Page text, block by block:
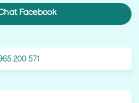
Facebook
200 571